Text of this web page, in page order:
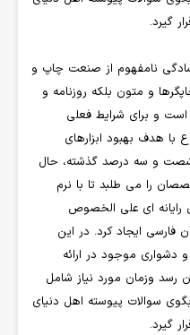
گیرد.
نامفهوم از صنعت چاپ و
و متون بلکه روزنامه و
و برای شرایط فعلی
با هدف بهبود ابزارهای
شصت و سه درصد گذشته، حال
را می طلبد تا با نرم
رایانه ای علی الخصوص
فارسی ایجاد کرد. در این
موجود در ارائه
رسد وزمان مورد نیاز شامل
سوالات پیوسته اهل دنیای
گیرد.